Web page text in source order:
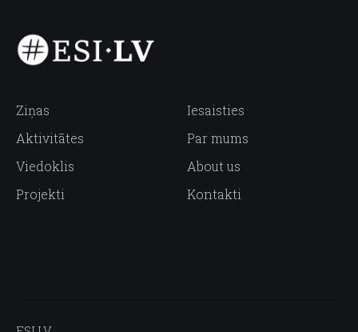
Ziņas
Aktivitātes
Viedoklis
Projekti
Iesaisties
Par mums
About us
Kontakti